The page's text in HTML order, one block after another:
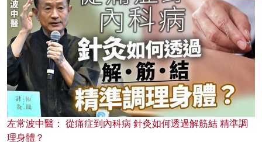
左常波中醫： 從痛症到內科病 針灸如何透過解筋結 精準調
理身體？